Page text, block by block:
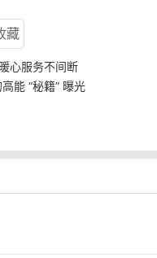
藏
心服务不间断
能 “秘籍” 曝光